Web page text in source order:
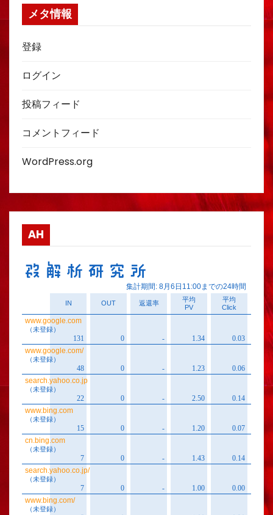
メタ情報
登録
ログイン
投稿フィード
コメントフィード
WordPress.org
AH